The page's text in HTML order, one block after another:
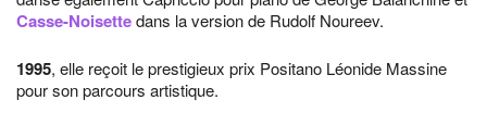
Casse-Noisettedans la version de Rudolf Noureev.
1995, elle reçoit le prestigieux prix Positano Léonide Massine
pour son parcours artistique.